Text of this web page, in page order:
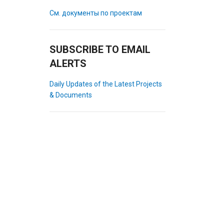
См. документы по проектам
SUBSCRIBE TO EMAIL
ALERTS
Daily Updates of the Latest Projects
& Documents